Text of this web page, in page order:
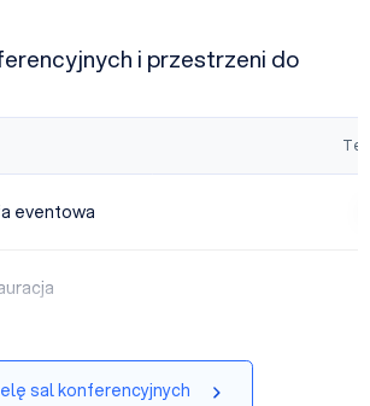
i przestrzeni do
eventowa
sal konferencyjnych